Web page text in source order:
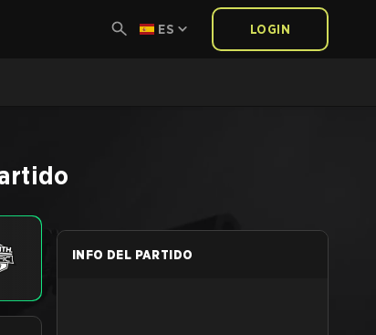
ES LOGIN
INFO DEL PARTIDO